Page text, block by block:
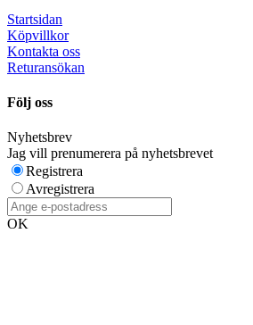
Startsidan
Köpvillkor
Kontakta oss
Returansökan
Följ oss
Nyhetsbrev
Jag vill prenumerera på nyhetsbrevet
Registrera
Avregistrera
OK